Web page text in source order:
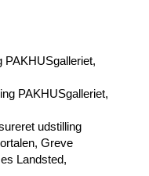
PAKHUSgalleriet,
PAKHUSgalleriet,
udstilling
Greve
Landsted,